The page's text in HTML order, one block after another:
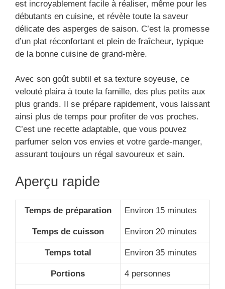
est incroyablement facile à réaliser, même pour les
débutants en cuisine, et révèle toute la saveur
délicate des asperges de saison. C’est la promesse
d’un plat réconfortant et plein de fraîcheur, typique
de la bonne cuisine de grand-mère.
Avec son goût subtil et sa texture soyeuse, ce
velouté plaira à toute la famille, des plus petits aux
plus grands. Il se prépare rapidement, vous laissant
ainsi plus de temps pour profiter de vos proches.
C’est une recette adaptable, que vous pouvez
parfumer selon vos envies et votre garde-manger,
assurant toujours un régal savoureux et sain.
Aperçu rapide
Temps de préparation Environ 15 minutes
Temps de cuisson Environ 20 minutes
Temps total Environ 35 minutes
Portions 4 personnes